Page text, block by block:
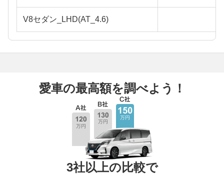
V8セダン_LHD(AT_4.6)
愛車の最高額を調べよう！
3社以上の比較で